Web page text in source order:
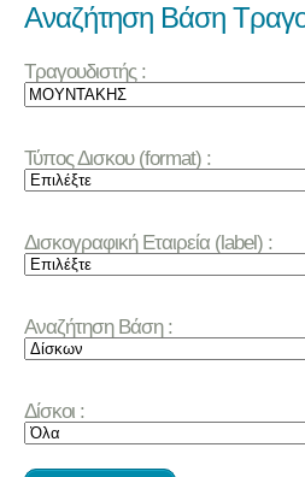
Αναζήτηση Βάση
Τραγουδιστής :
Τύπος Δισκου (format) :
Δισκογραφική Εταιρεία (label) :
Αναζήτηση Βάση :
Δίσκοι :